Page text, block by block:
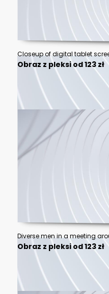
Closeup of digital tablet
Obraz z pleksi od 123 zł
Obraz z pleksi od 123 zł